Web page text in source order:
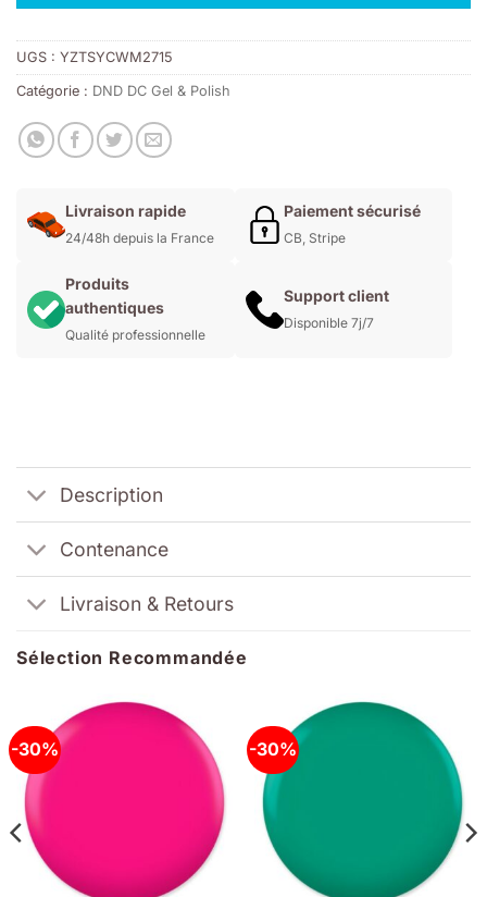
UGS : YZTSYCWM2715
Catégorie : DND DC Gel & Polish
Livraison rapide
24/48h depuis la France
Paiement sécurisé
CB, Stripe
Produits
authentiques
Qualité professionnelle
Support client
Disponible 7j/7
Description
Contenance
Livraison & Retours
Sélection Recommandée
-30% -30%